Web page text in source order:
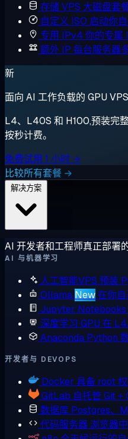
存储 VPS 大磁盘套
自定义 ISO 启动你
专用 IPv4 你的专属
额外 IP 每台服务器
新
面向 AI 工作负载的 GPU VPS
L4、L40S 和 H100,预装完
按秒计费。
免费试用 1 小时 →
比较所有套餐 →
AI 开发者和工程师真正部署
AI 与机器学习
人工智能VPS 预装
Ollama New在你
Jupyter Notebooks
深度学习 GPU 在
Anaconda Python
开发者与 DEVOPS
Docker 具备 root
GitLab 自托管 Git +
数据库 Postgres、
代码服务器 浏览器